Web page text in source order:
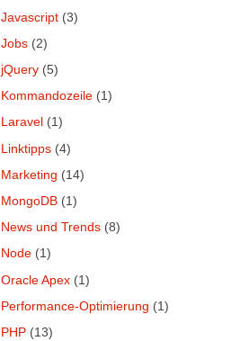
Javascript (3)
Jobs (2)
jQuery (5)
Kommandozeile (1)
Laravel (1)
Linktipps (4)
Marketing (14)
MongoDB (1)
News und Trends (8)
Node (1)
Oracle Apex (1)
Performance-Optimierung (1)
PHP (13)